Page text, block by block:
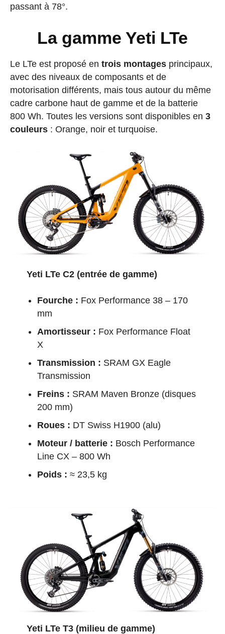
passant à 78°.
La gamme Yeti LTe
Le LTe est proposé en trois montages principaux,
avec des niveaux de composants et de
motorisation différents, mais tous autour du même
cadre carbone haut de gamme et de la batterie
800 Wh. Toutes les versions sont disponibles en 3
couleurs : Orange, noir et turquoise.
Yeti LTe C2 (entrée de gamme)
Fourche : Fox Performance 38 – 170
mm
Amortisseur : Fox Performance Float
X
Transmission : SRAM GX Eagle
Transmission
Freins : SRAM Maven Bronze (disques
200 mm)
Roues : DT Swiss H1900 (alu)
Moteur / batterie : Bosch Performance
Line CX – 800 Wh
Poids : ≈ 23,5 kg
Yeti LTe T3 (milieu de gamme)